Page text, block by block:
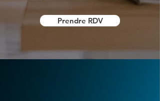
Prendre RDV